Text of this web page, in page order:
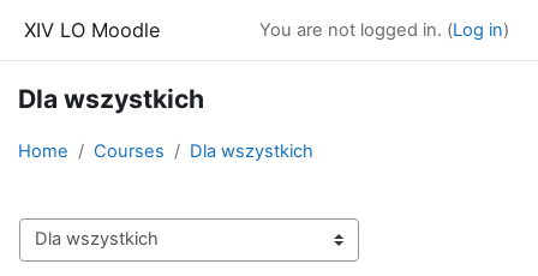
XIV LO Moodle You are not logged in. (Log in)
Dla wszystkich
Home Courses Dla wszystkich
Course categories